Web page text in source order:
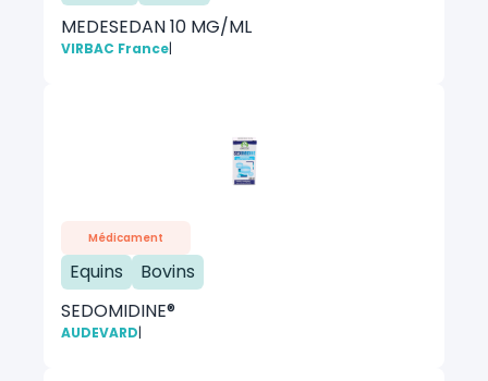
MEDESEDAN 10 MG/ML
VIRBAC France|
Médicament
Equins
Bovins
SEDOMIDINE®
AUDEVARD|